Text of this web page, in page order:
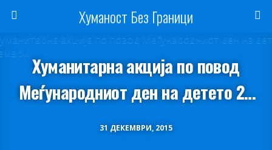
Хуманост Без Граници
31 ДЕКЕМВРИ, 2015
Хуманитарна акција по повод
Меѓународниот ден на детето 20
Ноември